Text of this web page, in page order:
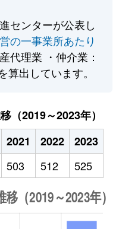
センターが公表し
の一事業所あたり
代理業 ・仲介業：
出しています。
（2019～2023年）
2021 2022
2023
503 512 525